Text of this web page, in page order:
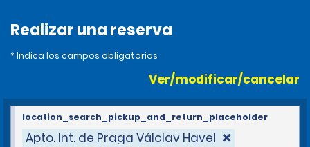
Realizar una reserva
* Indica los campos obligatorios
Ver/modificar/cancelar
Apto. Int. de Praga Válclav Havel
location_search_pickup_and_return_placeholder